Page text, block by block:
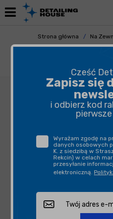
Strona główna Na
Quick
Cześć
Zapisz się
i odbierz kod
Wyrażam zgodę na
danych osobowych
K. z siedzibą w
Rekcin) w celach
przesyłanie
elektroniczną.